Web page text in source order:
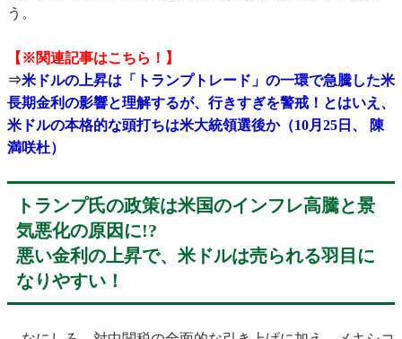
う。
【※関連記事はこちら！】
⇒米ドルの上昇は「トランプトレード」の一環で急騰した米
長期金利の影響と理解するが、行きすぎを警戒！とはいえ、
米ドルの本格的な頭打ちは米大統領選後か（10月25日、 陳
満咲杜）
トランプ氏の政策は米国のインフレ高騰と景
気悪化の原因に!?
悪い金利の上昇で、米ドルは売られる羽目に
なりやすい！